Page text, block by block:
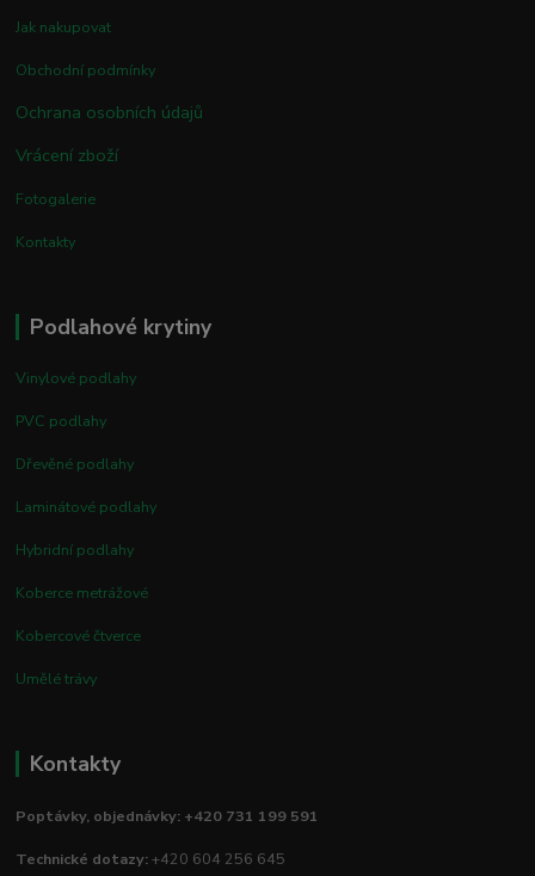
Jak nakupovat
Obchodní podmínky
Ochrana osobních údajů
Vrácení zboží
Fotogalerie
Kontakty
Podlahové krytiny
Vinylové podlahy
PVC podlahy
Dřevěné podlahy
Laminátové podlahy
Hybridní podlahy
Koberce metrážové
Kobercové čtverce
Umělé trávy
Kontakty
Poptávky, objednávky: +420 731 199 591
Technické dotazy:+420 604 256 645